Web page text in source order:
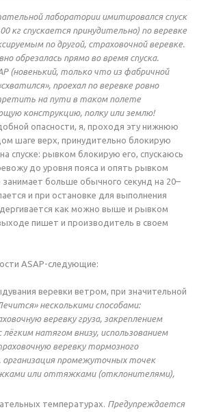
лаборатории имитировался спуск
кг спускается принудительно) по веревке
по другой, страховочной веревке.
обрезалась прямо во время спуска.
(новенький, только что из фабричной
проехал по веревке ровно
на пути в таком полете
конструкцию, полку или землю!
опасности, я, проходя эту нижнюю
шаге верх, принудительно блокирую
спуске: рывком блокирую его, спускаюсь
до уровня пояса и опять рывком
больше обычного секунд на 20–
и при остановке для выполнения
как можно выше и рывком
пишет и производитель в своем
ASAP-следующие:
веревки ветром, при значительной
несколькими способами:
веревку груза, закреплением
лёгким натягом внизу, использованием
веревку тормозного
организация промежуточных точек
или оттяжками (отклонителями),
температурах. Предупреждается